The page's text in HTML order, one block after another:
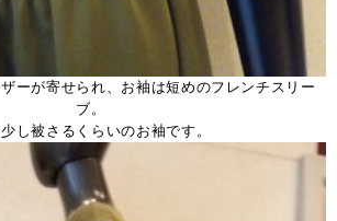
ーが寄せられ、お袖は短めのフレンチスリー
ブ。
し被さるくらいのお袖です。